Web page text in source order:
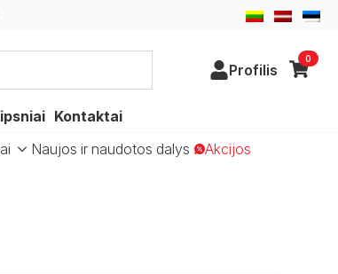
Profilis
0
Kontaktai
Naujos ir naudotos dalys Akcijos